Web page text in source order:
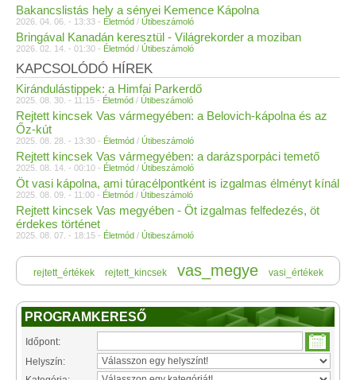
Bakancslistás hely a sényei Kemence Kápolna
2026. 04. 06. - 13:33 - Életmód / Útibeszámoló
Bringával Kanadán keresztül - Világrekorder a moziban
2026. 02. 14. - 01:30 - Életmód / Útibeszámoló
KAPCSOLÓDÓ HÍREK
Kirándulástippek: a Himfai Parkerdő
2025. 08. 30. - 11:15 - Életmód / Útibeszámoló
Rejtett kincsek Vas vármegyében: a Belovich-kápolna és az
Őz-kút
2025. 08. 28. - 13:30 - Életmód / Útibeszámoló
Rejtett kincsek Vas vármegyében: a darázsporpáci temető
2025. 08. 14. - 00:10 - Életmód / Útibeszámoló
Öt vasi kápolna, ami túracélpontként is izgalmas élményt kínál
2025. 08. 09. - 11:00 - Életmód / Útibeszámoló
Rejtett kincsek Vas megyében - Öt izgalmas felfedezés, öt
érdekes történet
2025. 08. 07. - 18:15 - Életmód / Útibeszámoló
rejtett_értékek rejtett_kincsek vas_megye vasi_értékek
PROGRAMKERESŐ
Időpont:
Helyszín: